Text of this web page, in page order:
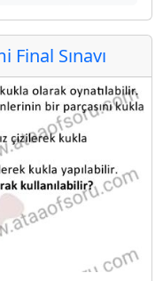
Sınavı